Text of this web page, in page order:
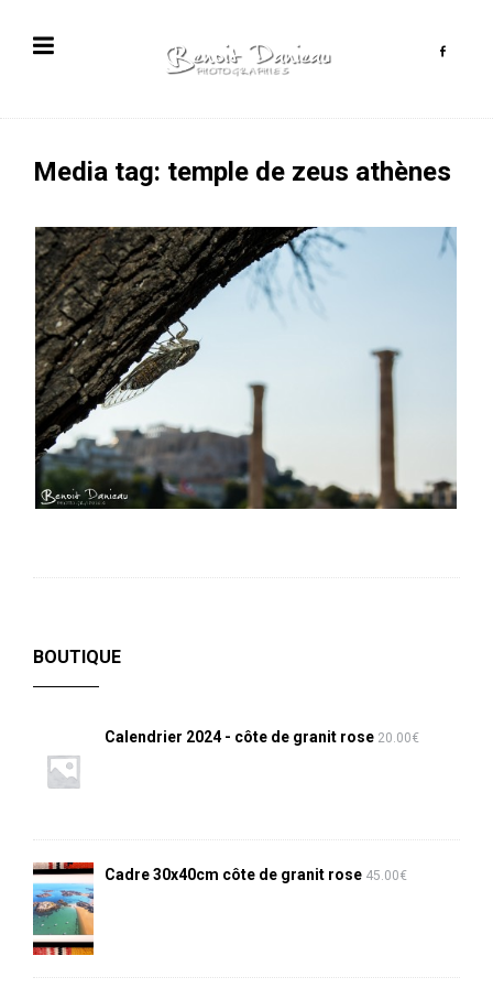
Media tag: temple de zeus athènes
BOUTIQUE
Calendrier 2024 - côte de granit rose 20.00€
Cadre 30x40cm côte de granit rose 45.00€